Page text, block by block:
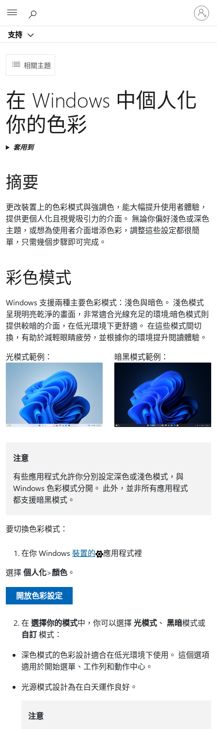
支持
登
入
您
相關主題
在 Windows 中個人化
你的色彩
套用到
摘要
更改裝置上的色彩模式與強調色，能大幅提升使用者體驗，
提供更個人化且視覺吸引力的介面。 無論你偏好淺色或深色
主題，或想為使用者介面增添色彩，調整這些設定都很簡
單，只需幾個步驟即可完成。
彩色模式
Windows 支援兩種主要色彩模式：淺色與暗色。 淺色模式
呈現明亮乾淨的畫面，非常適合光線充足的環境;暗色模式則
提供較暗的介面，在低光環境下更舒適。 在這些模式間切
換，有助於減輕眼睛疲勞，並根據你的環境提升閱讀體驗。
光模式範例：
暗黑模式範例：
注意
有些應用程式允許你分別設定深色或淺色模式，與
Windows 色彩模式分開。 此外，並非所有應用程式
都支援暗黑模式。
要切換色彩模式：
在你 Windows 裝置的
應用程式裡
選擇個人化>顏色 。
開放色彩設定
在 選擇你的模式中，你可以選擇光模式 、 黑暗模式或
自訂模式：
深色模式的色彩設計適合在低光環境下使用。 這個選項
適用於開始選單、工作列和動作中心。
光源模式設計為在白天運作良好。
注意